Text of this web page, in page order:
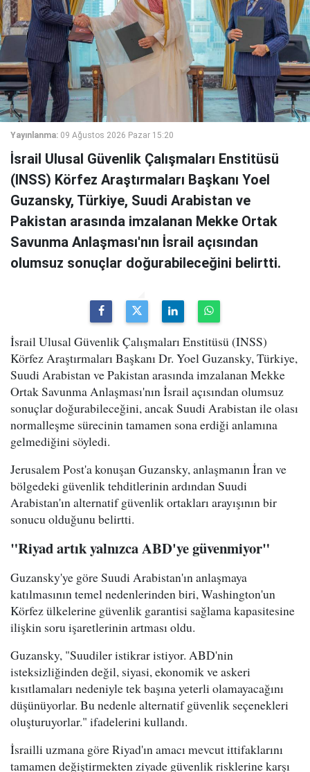
Yayınlanma: 09 Ağustos 2026 Pazar 15:20
İsrail Ulusal Güvenlik Çalışmaları Enstitüsü
(INSS) Körfez Araştırmaları Başkanı Yoel
Guzansky, Türkiye, Suudi Arabistan ve
Pakistan arasında imzalanan Mekke Ortak
Savunma Anlaşması'nın İsrail açısından
olumsuz sonuçlar doğurabileceğini belirtti.
İsrail Ulusal Güvenlik Çalışmaları Enstitüsü (INSS)
Körfez Araştırmaları Başkanı Dr. Yoel Guzansky, Türkiye,
Suudi Arabistan ve Pakistan arasında imzalanan Mekke
Ortak Savunma Anlaşması'nın İsrail açısından olumsuz
sonuçlar doğurabileceğini, ancak Suudi Arabistan ile olası
normalleşme sürecinin tamamen sona erdiği anlamına
gelmediğini söyledi.
Jerusalem Post'a konuşan Guzansky, anlaşmanın İran ve
bölgedeki güvenlik tehditlerinin ardından Suudi
Arabistan'ın alternatif güvenlik ortakları arayışının bir
sonucu olduğunu belirtti.
"Riyad artık yalnızca ABD'ye güvenmiyor"
Guzansky'ye göre Suudi Arabistan'ın anlaşmaya
katılmasının temel nedenlerinden biri, Washington'un
Körfez ülkelerine güvenlik garantisi sağlama kapasitesine
ilişkin soru işaretlerinin artması oldu.
Guzansky, "Suudiler istikrar istiyor. ABD'nin
isteksizliğinden değil, siyasi, ekonomik ve askeri
kısıtlamaları nedeniyle tek başına yeterli olamayacağını
düşünüyorlar. Bu nedenle alternatif güvenlik seçenekleri
oluşturuyorlar." ifadelerini kullandı.
İsrailli uzmana göre Riyad'ın amacı mevcut ittifaklarını
tamamen değiştirmekten ziyade güvenlik risklerine karşı